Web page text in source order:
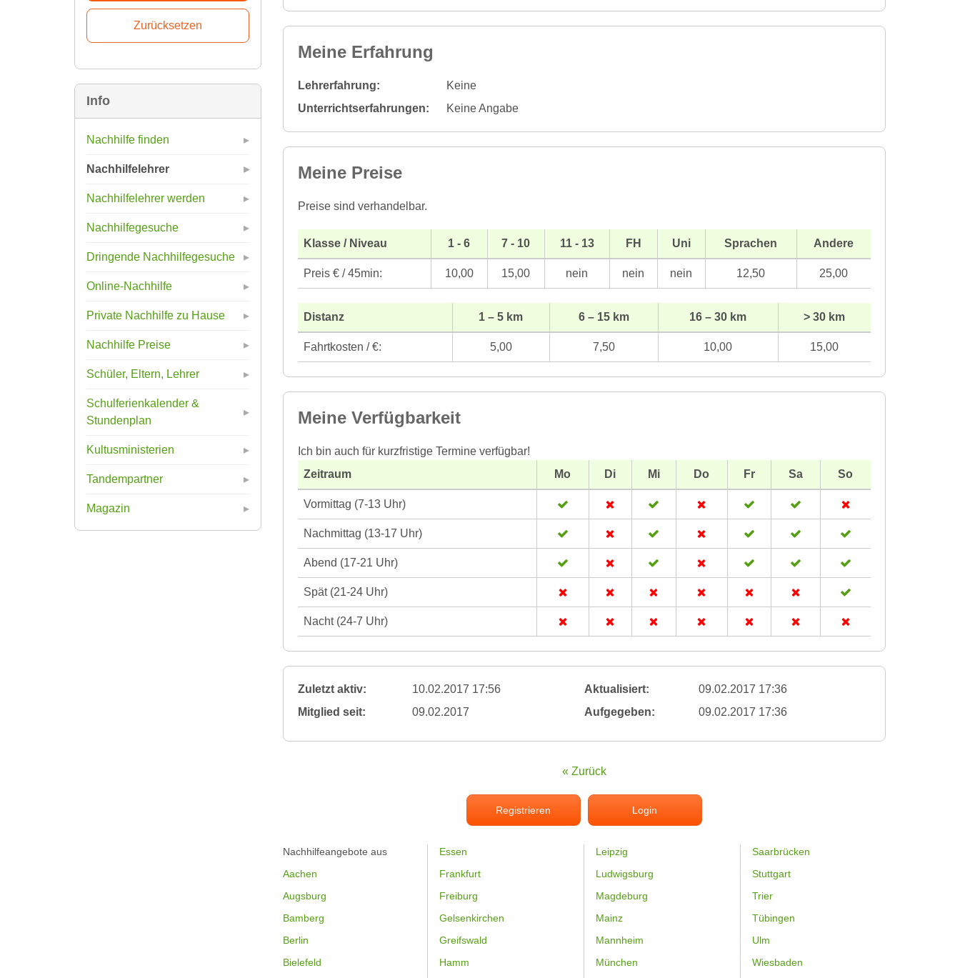
Info
Nachhilfe finden
Nachhilfelehrer
Nachhilfelehrer werden
Nachhilfegesuche
Dringende Nachhilfegesuche
Online-Nachhilfe
Private Nachhilfe zu Hause
Nachhilfe Preise
Schüler, Eltern, Lehrer
Schulferienkalender &
Stundenplan
Kultusministerien
Tandempartner
Magazin
Meine Erfahrung
Lehrerfahrung:
Keine
Unterrichtserfahrungen:
Keine Angabe
Meine Preise
Preise sind verhandelbar.
Klasse / Niveau 1 - 6 7 - 10 11 - 13 FH Uni Sprachen Andere
Preis € / 45min: 10,00 15,00 nein nein nein 12,50 25,00
Distanz 1 – 5 km 6 – 15 km 16 – 30 km > 30 km
Fahrtkosten / €: 5,00 7,50 10,00 15,00
Meine Verfügbarkeit
Ich bin auch für kurzfristige Termine verfügbar!
Zeitraum
Mo Di Mi Do Fr Sa So
Vormittag (7-13 Uhr)
Nachmittag (13-17 Uhr)
Abend (17-21 Uhr)
Spät (21-24 Uhr)
Nacht (24-7 Uhr)
Zuletzt aktiv: 10.02.2017 17:56 Aktualisiert:
09.02.2017 17:36
Mitglied seit:
09.02.2017 Aufgegeben: 09.02.2017 17:36
« Zurück
Registrieren Login
Nachhilfeangebote aus
Aachen
Augsburg
Bamberg
Berlin
Bielefeld
Essen
Frankfurt
Freiburg
Gelsenkirchen
Greifswald
Hamm
Leipzig
Ludwigsburg
Magdeburg
Mainz
Mannheim
München
Saarbrücken
Stuttgart
Trier
Tübingen
Ulm
Wiesbaden